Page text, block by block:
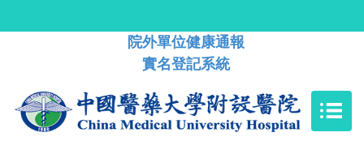
院外單位健康通報
實名登記系統